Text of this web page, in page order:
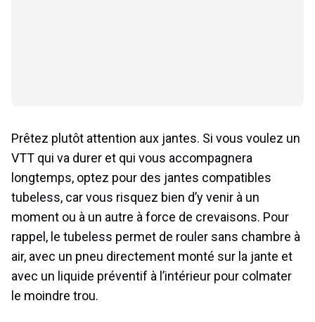
Prêtez plutôt attention aux jantes. Si vous voulez un
VTT qui va durer et qui vous accompagnera
longtemps, optez pour des jantes compatibles
tubeless, car vous risquez bien d’y venir à un
moment ou à un autre à force de crevaisons. Pour
rappel, le tubeless permet de rouler sans chambre à
air, avec un pneu directement monté sur la jante et
avec un liquide préventif à l’intérieur pour colmater
le moindre trou.